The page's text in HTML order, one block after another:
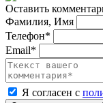
Оставить
Фамилия, Имя
Телефон*
Email*
Я согласен с